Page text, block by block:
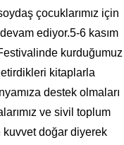
çocuklarımız için
ediyor.5-6 kasım
kurduğumuz
kitaplarla
destek olmaları
ve sivil toplum
kuvvet doğar diyerek